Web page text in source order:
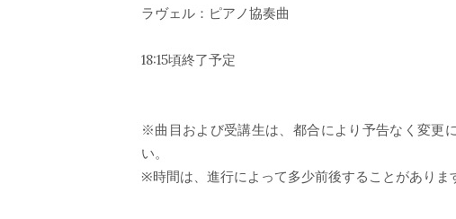
ラヴェル：ピアノ協奏曲
18:15頃終了予定
※曲目および受講生は、都合により予告なく変更
い。
※時間は、進行によって多少前後することがありま